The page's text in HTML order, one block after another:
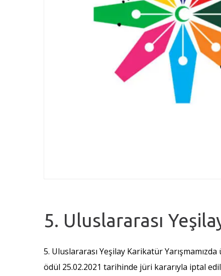
5. Uluslararası
5. Uluslararası Yeşilay Karikatür
ödül 25.02.2021 tarihinde jüri kararıyla iptal